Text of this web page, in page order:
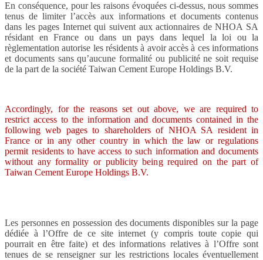
En conséquence, pour les raisons évoquées ci-dessus, nous sommes
tenus de limiter l’accès aux informations et documents contenus
dans les pages Internet qui suivent aux actionnaires de NHOA SA
résidant en France ou dans un pays dans lequel la loi ou la
règlementation autorise les résidents à avoir accès à ces informations
et documents sans qu’aucune formalité ou publicité ne soit requise
de la part de la société Taiwan Cement Europe Holdings B.V.
Accordingly, for the reasons set out above, we are required to
restrict access to the information and documents contained in the
following web pages to shareholders of NHOA SA resident in
France or in any other country in which the law or regulations
permit residents to have access to such information and documents
without any formality or publicity being required on the part of
Taiwan Cement Europe Holdings B.V.
Les personnes en possession des documents disponibles sur la page
dédiée à l’Offre de ce site internet (y compris toute copie qui
pourrait en être faite) et des informations relatives à l’Offre sont
tenues de se renseigner sur les restrictions locales éventuellement